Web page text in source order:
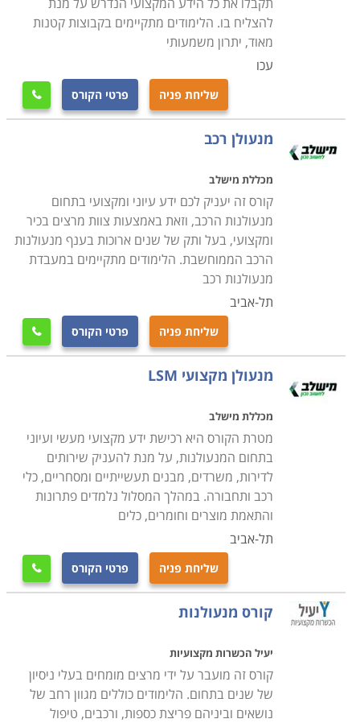
להצליח בו. הלימודים מתקיימים בקבוצות קטנות
מאוד, יתרון משמעותי
עכו
שליחת פניה פרטי הקורס 
מנעולן רכב
מכללת מישלב
קורס זה יעניק לכם ידע עיוני ומקצועי בתחום
מנעולנות הרכב, וזאת באמצעות צוות מרצים בכיר
ומקצועי, בעל ותק של שנים ארוכות בענף מנעולנות
הרכב הממוחשבת. הלימודים מתקיימים במעבדת
מנעולנות רכב
תל-אביב
שליחת פניה פרטי הקורס 
מנעולן מקצועי LSM
מכללת מישלב
מטרת הקורס היא רכישת ידע מקצועי מעשי ועיוני
בתחום המנעולנות, על מנת להעניק שירותים
לדירות, משרדים, מבנים תעשייתיים ומסחריים, כלי
רכב ותחבורה. במהלך המסלול נלמדים פתרונות
והתאמת מוצרים וחומרים, כלים
תל-אביב
שליחת פניה פרטי הקורס 
קורס מנעולנות
יעיל הכשרות מקצועיות
קורס זה מועבר על ידי מרצים מומחים בעלי ניסיון
של שנים בתחום. הלימודים כוללים מגוון רחב של
נושאים וביניהם פריצת כספות, ורכבים, טיפול